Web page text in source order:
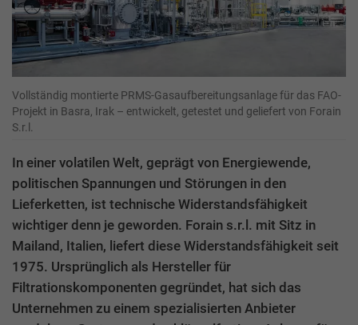
Vollständig montierte PRMS-Gasaufbereitungsanlage für das FAO-
Projekt in Basra, Irak – entwickelt, getestet und geliefert von Forain
S.r.l.
In einer volatilen Welt, geprägt von Energiewende,
politischen Spannungen und Störungen in den
Lieferketten, ist technische Widerstandsfähigkeit
wichtiger denn je geworden. Forain s.r.l. mit Sitz in
Mailand, Italien, liefert diese Widerstandsfähigkeit seit
1975. Ursprünglich als Hersteller für
Filtrationskomponenten gegründet, hat sich das
Unternehmen zu einem spezialisierten Anbieter